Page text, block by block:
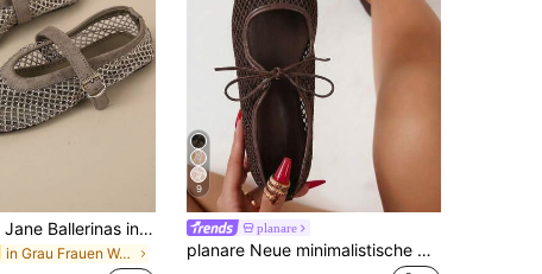
Damen Mary Jane Ballerinas in Taupe, Obermaterial aus Cut Out Mesh mit Strass, runde Zehenpartie, verstellbarer seitlicher Schnallenriemen, strukturierte Zierleiste
in Grau Frauen Wohnungen
9
planare
planare Neue minimalistische Damen-Freizeitschuhe, leicht, zum Hineinschlüpfen, mit Riemen und Schnürung, quadratischer Zehenpartie, atmungsaktivem Mesh, flach, braun, geeignet für den täglichen Arbeitsweg, das Büro und andere Anlässe, süße Schuhe, Ballettschuhe, bequeme Damenschuhe, Apartment, Damen-Apartment, braune flache Schuhe, Mary-Jane-Schuhe, Mules